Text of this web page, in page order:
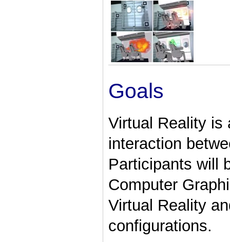
Goals
Virtual Reality is
interaction
Participants will
Computer
Virtual Reality
configurations.